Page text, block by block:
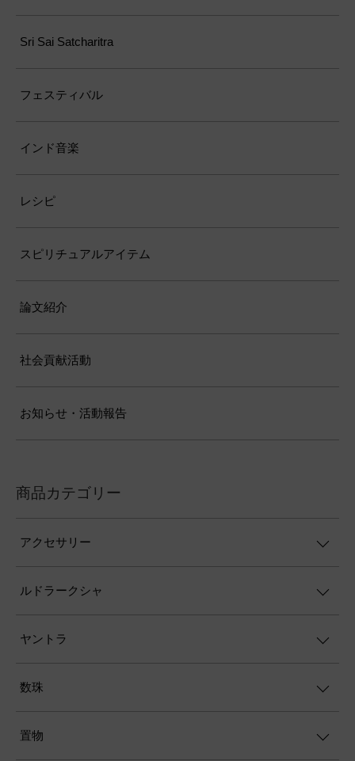
Sri Sai Satcharitra
フェスティバル
インド音楽
レシピ
スピリチュアルアイテム
論文紹介
社会貢献活動
お知らせ・活動報告
商品カテゴリー
アクセサリー
ルドラークシャ
ヤントラ
数珠
置物